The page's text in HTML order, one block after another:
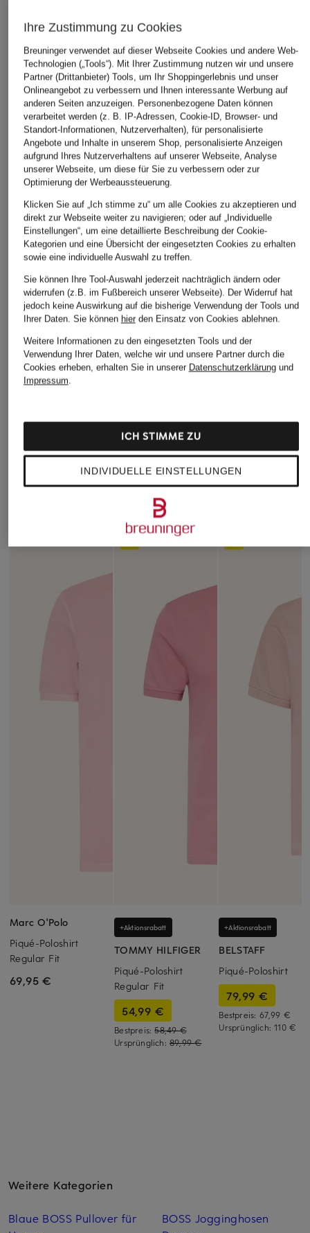
DAS KÖNNTE IHNEN AUCH GEFALLEN
+Aktionsrabatt
BOSS
59,99 €
Ursprünglich:79,99 €
BOSS
Piqué-Poloshirt PADDY
+Aktionsrabatt
BOSS
ÄHNLICHE ARTIKEL ENTDECKEN
Marc O'Polo
Piqué-Poloshirt
Regular Fit
69,95 €
+Aktionsrabatt
TOMMY HILFIGER
Piqué-Poloshirt
Regular Fit
54,99 €
Bestpreis:58,49 €
Ursprünglich: 89,99 €
+Aktionsrabatt
BELSTAFF
Piqué-Poloshirt
79,99 €
Bestpreis: 67,99 €
Ursprünglich:110 €
Weitere Kategorien
Blaue BOSS Pullover für
BOSS Jogginghosen
Ihre Zustimmung zu Cookies
Breuninger verwendet auf dieser Webseite Cookies und andere Web-
Technologien („Tools“). Mit Ihrer Zustimmung nutzen wir und unsere
Partner (Drittanbieter) Tools, um Ihr Shoppingerlebnis und unser
Onlineangebot zu verbessern und Ihnen interessante Werbung auf
anderen Seiten anzuzeigen. Personenbezogene Daten können
verarbeitet werden (z. B. IP-Adressen, Cookie-ID, Browser- und
Standort-Informationen, Nutzerverhalten), für personalisierte
Angebote und Inhalte in unserem Shop, personalisierte Anzeigen
aufgrund Ihres Nutzerverhaltens auf unserer Webseite, Analyse
unserer Webseite, um diese für Sie zu verbessern oder zur
Optimierung der Werbeaussteuerung.
Klicken Sie auf „Ich stimme zu“ um alle Cookies zu akzeptieren und
direkt zur Webseite weiter zu navigieren; oder auf „Individuelle
Einstellungen“, um eine detaillierte Beschreibung der Cookie-
Kategorien und eine Übersicht der eingesetzten Cookies zu erhalten
sowie eine individuelle Auswahl zu treffen.
Sie können Ihre Tool-Auswahl jederzeit nachträglich ändern oder
widerrufen (z.B. im Fußbereich unserer Webseite). Der Widerruf hat
jedoch keine Auswirkung auf die bisherige Verwendung der Tools und
Ihrer Daten. Sie können hierden Einsatz von Cookies ablehnen.
Weitere Informationen zu den eingesetzten Tools und der
Verwendung Ihrer Daten, welche wir und unsere Partner durch die
Cookies erheben, erhalten Sie in unserer Datenschutzerklärungund
Impressum.
INDIVIDUELLE EINSTELLUNGEN
ICH STIMME ZU